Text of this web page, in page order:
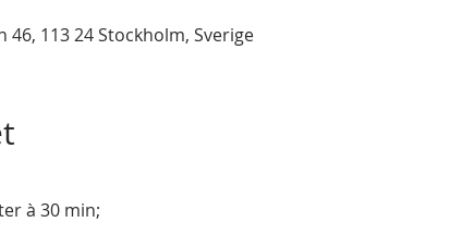
113 24 Stockholm, Sverige
à 30 min;